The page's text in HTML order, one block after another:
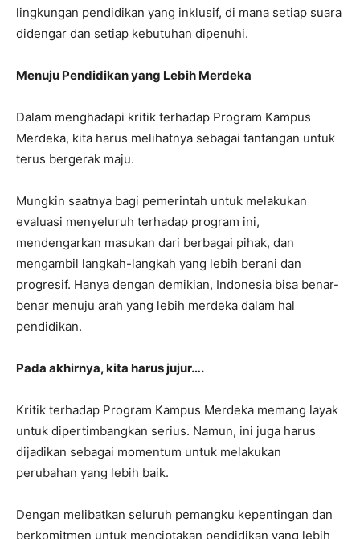
lingkungan pendidikan yang inklusif, di mana setiap suara
didengar dan setiap kebutuhan dipenuhi.
Menuju Pendidikan yang Lebih Merdeka
Dalam menghadapi kritik terhadap Program Kampus
Merdeka, kita harus melihatnya sebagai tantangan untuk
terus bergerak maju.
Mungkin saatnya bagi pemerintah untuk melakukan
evaluasi menyeluruh terhadap program ini,
mendengarkan masukan dari berbagai pihak, dan
mengambil langkah-langkah yang lebih berani dan
progresif. Hanya dengan demikian, Indonesia bisa benar-
benar menuju arah yang lebih merdeka dalam hal
pendidikan.
Pada akhirnya, kita harus jujur….
Kritik terhadap Program Kampus Merdeka memang layak
untuk dipertimbangkan serius. Namun, ini juga harus
dijadikan sebagai momentum untuk melakukan
perubahan yang lebih baik.
Dengan melibatkan seluruh pemangku kepentingan dan
berkomitmen untuk menciptakan pendidikan yang lebih